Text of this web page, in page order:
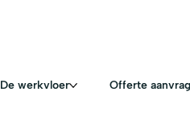
De werkvloer Offerte